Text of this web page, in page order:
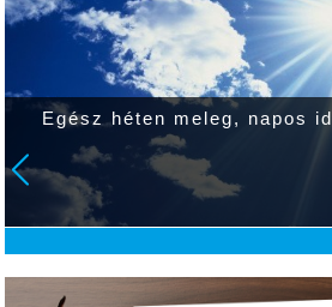
Egész héten meleg, napos